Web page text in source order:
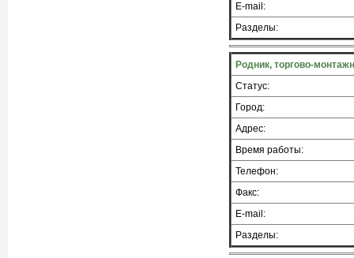
E-mail:
Разделы:
Родник, торгово-
Статус:
Город:
Адрес:
Время работы:
Телефон:
Факс:
E-mail:
Разделы: